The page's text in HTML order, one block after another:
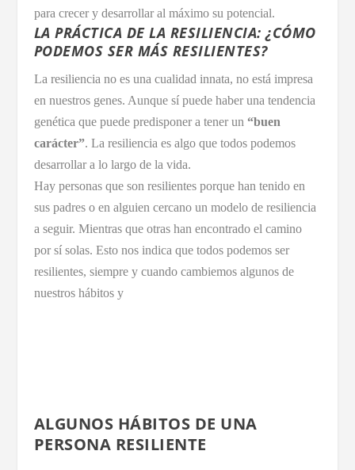
para crecer y desarrollar al máximo su potencial.
LA PRÁCTICA DE LA RESILIENCIA: ¿CÓMO
PODEMOS SER MÁS RESILIENTES?
La resiliencia no es una cualidad innata, no está impresa
en nuestros genes. Aunque sí puede haber una tendencia
genética que puede predisponer a tener un “buen
carácter”. La resiliencia es algo que todos podemos
desarrollar a lo largo de la vida.
Hay personas que son resilientes porque han tenido en
sus padres o en alguien cercano un modelo de resiliencia
a seguir. Mientras que otras han encontrado el camino
por sí solas. Esto nos indica que todos podemos ser
resilientes, siempre y cuando cambiemos algunos de
nuestros hábitos y
ALGUNOS HÁBITOS DE UNA
PERSONA RESILIENTE